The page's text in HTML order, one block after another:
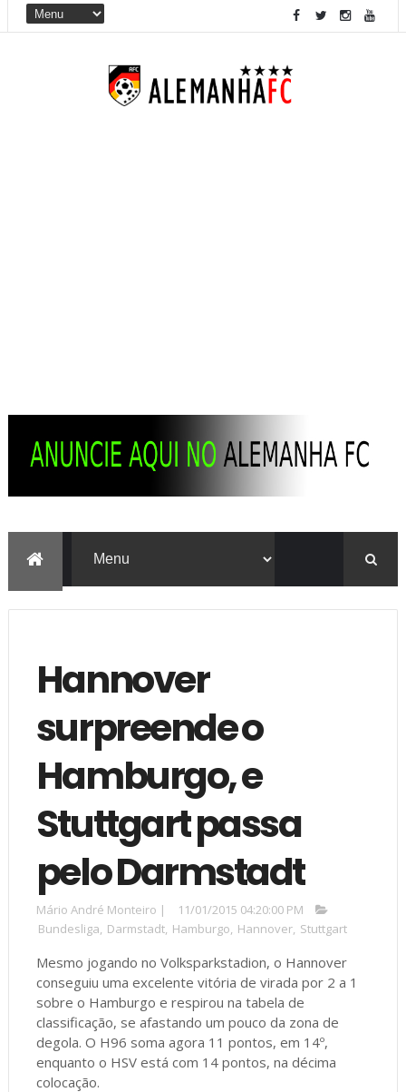
Hannover
surpreende o
Hamburgo, e
Stuttgart passa
pelo Darmstadt
Mário André Monteiro |
11/01/2015 04:20:00 PM
Bundesliga, Darmstadt, Hamburgo, Hannover, Stuttgart
Mesmo jogando no Volksparkstadion, o Hannover
conseguiu uma excelente vitória de virada por 2 a 1
sobre o Hamburgo e respirou na tabela de
classificação, se afastando um pouco da zona de
degola. O H96 soma agora 11 pontos, em 14º,
enquanto o HSV está com 14 pontos, na décima
colocação.